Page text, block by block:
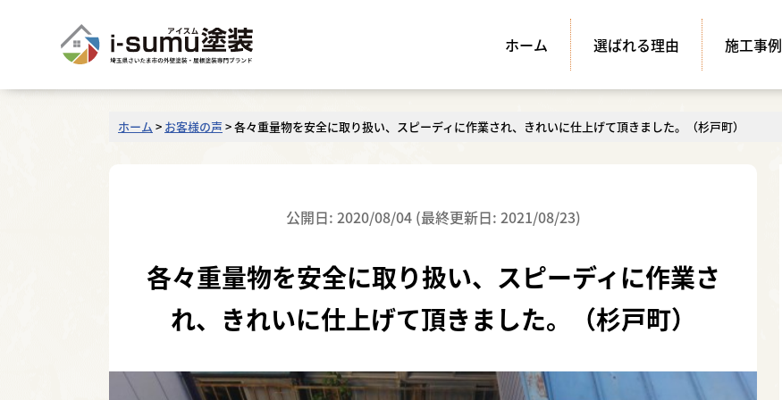
ホーム 選ばれる理由 施工事例
ホーム > お客様の声 >各々重量物を安全に取り扱い、スピーディに作業され、きれいに仕上げて頂きました。（杉戸町）
公開日: 2020/08/04 (最終更新日: 2021/08/23)
各々重量物を安全に取り扱い、スピーディに作業さ
れ、きれいに仕上げて頂きました。（杉戸町）